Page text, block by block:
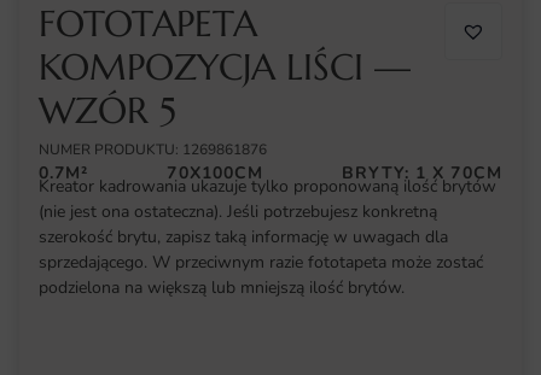
FOTOTAPETA
KOMPOZYCJA LIŚCI —
WZÓR 5
NUMER PRODUKTU: 1269861876
0.7M² 70X100CM BRYTY: 1 X 70CM
Kreator kadrowania ukazuje tylko proponowaną ilość brytów
(nie jest ona ostateczna). Jeśli potrzebujesz konkretną
szerokość brytu, zapisz taką informację w uwagach dla
sprzedającego. W przeciwnym razie fototapeta może zostać
podzielona na większą lub mniejszą ilość brytów.